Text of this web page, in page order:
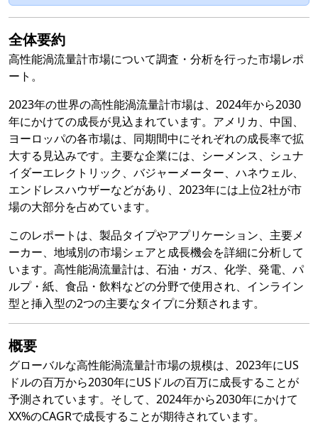
全体要約
高性能渦流量計市場について調査・分析を行った市場レポ
ート。
2023年の世界の高性能渦流量計市場は、2024年から2030
年にかけての成長が見込まれています。アメリカ、中国、
ヨーロッパの各市場は、同期間中にそれぞれの成長率で拡
大する見込みです。主要な企業には、シーメンス、シュナ
イダーエレクトリック、バジャーメーター、ハネウェル、
エンドレスハウザーなどがあり、2023年には上位2社が市
場の大部分を占めています。
このレポートは、製品タイプやアプリケーション、主要メ
ーカー、地域別の市場シェアと成長機会を詳細に分析して
います。高性能渦流量計は、石油・ガス、化学、発電、パ
ルプ・紙、食品・飲料などの分野で使用され、インライン
型と挿入型の2つの主要なタイプに分類されます。
概要
グローバルな高性能渦流量計市場の規模は、2023年にUS
ドルの百万から2030年にUSドルの百万に成長することが
予測されています。そして、2024年から2030年にかけて
XX%のCAGRで成長することが期待されています。